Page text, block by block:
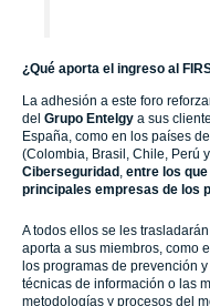
¿Qué aporta el ingreso al
La adhesión a este foro
del Grupo Entelgy a sus
España, como en los países
(Colombia, Brasil, Chile, Perú
Ciberseguridad , entre los
principales empresas de los
A todos ellos se les
aporta a sus miembros, como
los programas de prevención
técnicas de información o las
metodologías y procesos del